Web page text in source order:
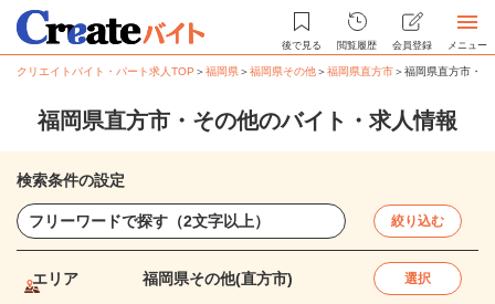
後で見る 閲覧履歴 会員登録 メニュー
クリエイトバイト・パート求人TOP ＞福岡県＞福岡県その他＞福岡県直方市＞福岡県直方市・
福岡県直方市・その他のバイト・求人情報
検索条件の設定
絞り込む
エリア 福岡県その他(直方市) 選択